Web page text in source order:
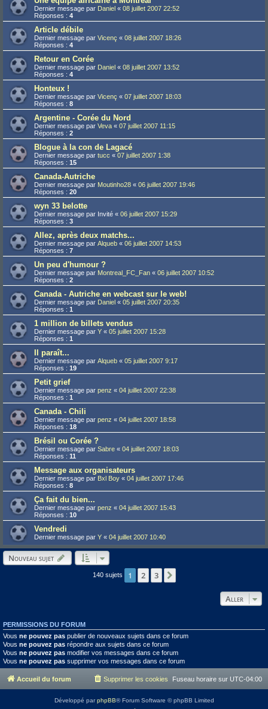
Dernier message par Daniel « 08 juillet 2007 22:52
Réponses : 4
Article débile
Dernier message par Vicenç « 08 juillet 2007 18:26
Réponses : 4
Retour en Corée
Dernier message par Daniel « 08 juillet 2007 13:52
Réponses : 4
Honteux !
Dernier message par Vicenç « 07 juillet 2007 18:03
Réponses : 8
Argentine - Corée du Nord
Dernier message par Veva « 07 juillet 2007 11:15
Réponses : 2
Blogue à la con de Lagacé
Dernier message par tucc « 07 juillet 2007 1:38
Réponses : 15
Canada-Autriche
Dernier message par Moutinho28 « 06 juillet 2007 19:46
Réponses : 20
wyn 33 belotte
Dernier message par Invité « 06 juillet 2007 15:29
Réponses : 3
Allez, après deux matchs...
Dernier message par Alqueb « 06 juillet 2007 14:53
Réponses : 7
Un peu d'humour ?
Dernier message par Montreal_FC_Fan « 06 juillet 2007 10:52
Réponses : 2
Canada - Autriche en webcast sur le web!
Dernier message par Daniel « 05 juillet 2007 20:35
Réponses : 1
1 million de billets vendus
Dernier message par Y « 05 juillet 2007 15:28
Réponses : 1
Il paraît...
Dernier message par Alqueb « 05 juillet 2007 9:17
Réponses : 19
Petit grief
Dernier message par penz « 04 juillet 2007 22:38
Réponses : 1
Canada - Chili
Dernier message par penz « 04 juillet 2007 18:58
Réponses : 18
Brésil ou Corée ?
Dernier message par Sabre « 04 juillet 2007 18:03
Réponses : 11
Message aux organisateurs
Dernier message par Bxl Boy « 04 juillet 2007 17:46
Réponses : 8
Ça fait du bien...
Dernier message par penz « 04 juillet 2007 15:43
Réponses : 10
Vendredi
Dernier message par Y « 04 juillet 2007 10:40
Nouveau sujet
140 sujets 1 2 3
Aller
PERMISSIONS DU FORUM
Vous ne pouvez pas publier de nouveaux sujets dans ce forum
Vous ne pouvez pas répondre aux sujets dans ce forum
Vous ne pouvez pas modifier vos messages dans ce forum
Vous ne pouvez pas supprimer vos messages dans ce forum
Accueil du forum Fuseau horaire sur UTC-04:00
Supprimer les cookies
Développé parphpBB® Forum Software © phpBB Limited